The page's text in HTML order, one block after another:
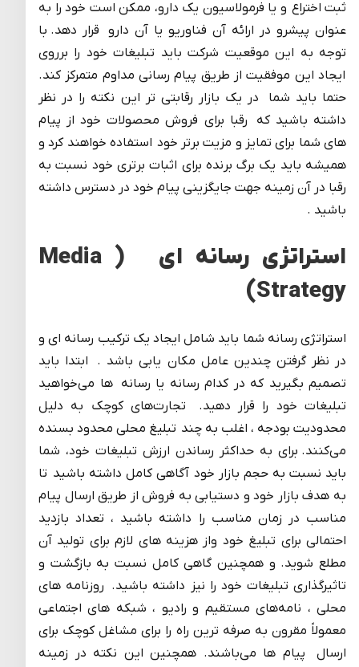
ثبت اختراع و یا فرمولاسیون یک دارو، ممکن است خود را به
عنوان پیشرو در ارائه آن فناوریو یا آن دارو قرار دهد. با
توجه به این موقعیت شرکت باید تبلیغات خود را برروی
ایجاد این موفقیت از طریق پیام رسانی مداوم متمرکز کند.
حتما باید شما در یک بازار رقابتی تر این نکته را در نظر
داشته باشید که رقبا برای فروش محصولات خود از پیام
های شما برای تمایز و مزیت برتر خود استفاده خواهند کرد و
همیشه باید یک برگ برنده برای اثبات برتری خود نسبت به
رقبا در آن زمینه جهت جایگزینی پیام خود در دسترس داشته
باشید .
استراتژی رسانه ای ( Media
Strategy)
استراتژی رسانه شما باید شامل ایجاد یک ترکیب رسانه ای و
در نظر گرفتن چندین عامل مکان یابی باشد . ابتدا باید
تصمیم بگیرید که در کدام رسانه یا رسانه ها می‌خواهید
تبلیغات خود را قرار دهید. تجارت‌های کوچک به دلیل
محدودیت بودجه ، اغلب به چند تبلیغ محلی محدود بسنده
می‌کنند. برای به حداکثر رساندن ارزش تبلیغات خود، شما
باید نسبت به حجم بازار خود آگاهی کامل داشته باشید تا
به هدف بازار خود و دستیابی به فروش از طریق ارسال پیام
مناسب در زمان مناسب را داشته باشید ، تعداد بازدید
احتمالی برای تبلیغ خود واز هزینه های لازم برای تولید آن
مطلع شوید. و همچنین گاهی کامل نسبت به بازگشت و
تاثیرگذاری تبلیغات خود را نیز داشته باشید. روزنامه های
محلی ، نامه‌های مستقیم و رادیو ، شبکه های اجتماعی
معمولاً مقرون به صرفه ترین راه را برای مشاغل کوچک برای
ارسال پیام ها می‌باشند. همچنین این نکته در زمینه